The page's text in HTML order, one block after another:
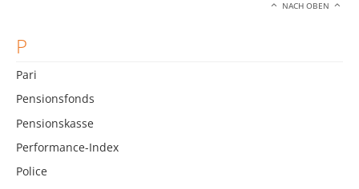
NACH OBEN
P
Pari
Pensionsfonds
Pensionskasse
Performance-Index
Police